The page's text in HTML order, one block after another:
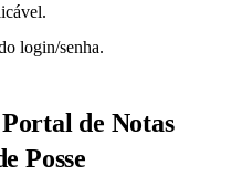
login/senha.
de Notas
Posse